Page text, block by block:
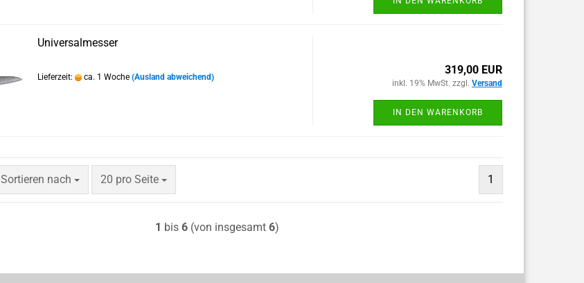
Universalmesser
Lieferzeit: ca. 1 Woche (Ausland abweichend)
319,00 EUR
inkl. 19% MwSt. zzgl. Versand
IN DEN WARENKORB
Sortieren nach
Sortieren nach 20 pro Seite
pro Seite 1
1 bis 6 (von insgesamt 6)